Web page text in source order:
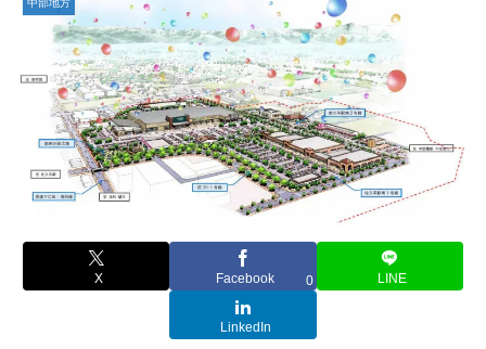
中部地方
X Facebook 0 LINE
LinkedIn